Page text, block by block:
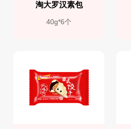
淘大罗汉素包
40g*6个